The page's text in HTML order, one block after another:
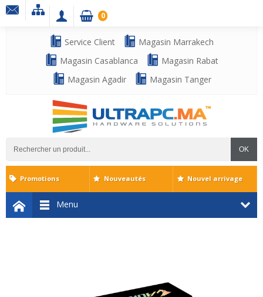
Service Client
Magasin Marrakech
Magasin Casablanca
Magasin Rabat
Magasin Agadir
Magasin Tanger
OK
0
Menu
Promotions Nouveautés Nouvel arrivage